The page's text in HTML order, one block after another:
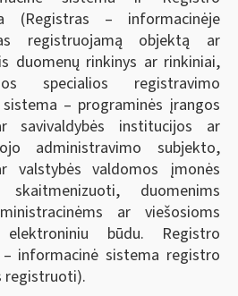
(Registras – informacinėje
registruojamą objektą ar
duomenų rinkinys ar rinkiniai,
specialios registravimo
– programinės įrangos
savivaldybės institucijos ar
administravimo subjekto,
valstybės valdomos įmonės
duomenims
ar viešosioms
būdu. Registro
informacinė sistema registro
registruoti).